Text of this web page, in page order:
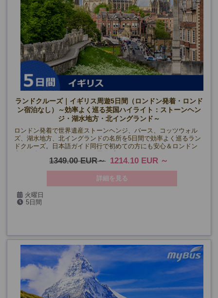
ランドクルーズ｜イギリス周遊5日間（ロンドン発着・ロンド
ン宿泊なし）～効率よく巡る英国ハイライト：ストーンヘン
ジ・湖水地方・北イングランド～
ロンドン発着で世界遺産ストーンヘンジ、バース、コッツウォル
ズ、湖水地方、北イングランドの名所を5日間で効率よく巡るラン
ドクルーズ。日本語ガイド同行で初めての方にも安心＆ロンドン
宿泊を含まないコンパクトな周遊プランです。
1349.00 EUR 1214.10 EUR
詳細を見る
火曜日
(5/5、5/19、6/2、6/16、6/30、7/14、7/28、8/11、8/25、9/8、
5日間